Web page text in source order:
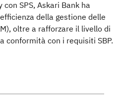
SPS, Askari Bank ha
della gestione delle
oltre a rafforzare il livello di
conformità con i requisiti SBP.